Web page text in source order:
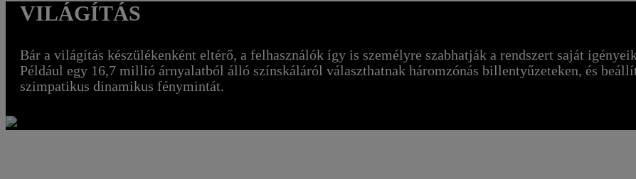
VILÁGÍTÁS
Bár a világítás készülékenként eltérő, a felhasználók így is személyre szabhatják a rendszert saját
Például egy 16,7 millió árnyalatból álló színskáláról választhatnak háromzónás billentyűzeteken, és
szimpatikus dinamikus fénymintát.